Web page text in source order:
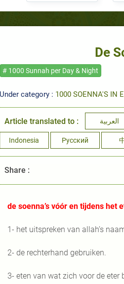
De
# 1000 Sunnah per Day & Night
Under category : 1000 SOENNA'S IN
Article translated to : العربية
Indonesia Русский
Share :
de soenna’s vóór en tijdens het
1- het uitspreken van allah’s
2- de rechterhand gebruiken.
3- eten van wat zich voor de eter